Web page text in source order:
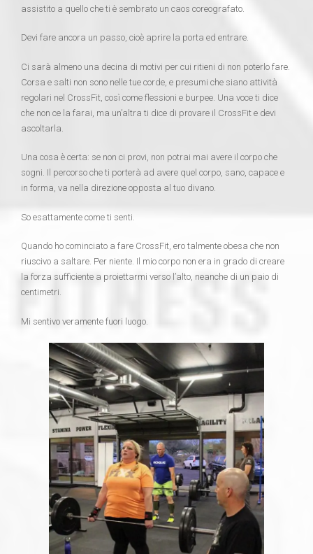
assistito a quello che ti è sembrato un caos coreografato.
Devi fare ancora un passo, cioè aprire la porta ed entrare.
Ci sarà almeno una decina di motivi per cui ritieni di non poterlo fare.
Corsa e salti non sono nelle tue corde, e presumi che siano attività
regolari nel CrossFit, così come flessioni e burpee. Una voce ti dice
che non ce la farai, ma un’altra ti dice di provare il CrossFit e devi
ascoltarla.
Una cosa è certa: se non ci provi, non potrai mai avere il corpo che
sogni. Il percorso che ti porterà ad avere quel corpo, sano, capace e
in forma, va nella direzione opposta al tuo divano.
So esattamente come ti senti.
Quando ho cominciato a fare CrossFit, ero talmente obesa che non
riuscivo a saltare. Per niente. Il mio corpo non era in grado di creare
la forza sufficiente a proiettarmi verso l’alto, neanche di un paio di
centimetri.
Mi sentivo veramente fuori luogo.